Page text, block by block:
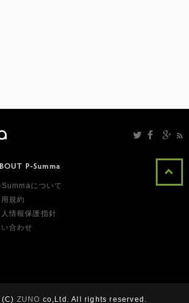
P-Summa
Summaについて
規約
情報保護指針
合わせ
ZUNO co,Ltd. All rights reserved.